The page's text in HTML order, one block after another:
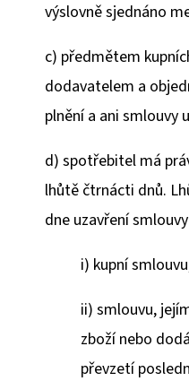
výslovně sjednáno
c) předmětem
dodavatelem a
plnění a ani smlouvy
d) spotřebitel má
lhůtě čtrnácti dnů.
dne uzavření
i) kupní
ii) smlouvu,
zboží nebo
převzetí